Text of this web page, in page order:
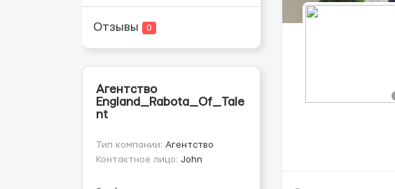
Отзывы 0
Агентство
England_Rabota_Of_Tale
nt
Тип компании: Агентство
Контактное лицо: John